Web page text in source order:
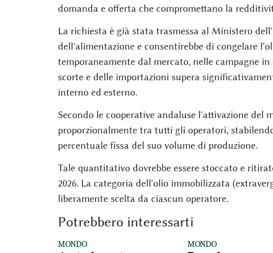
domanda e offerta che compromettano la
La richiesta è già stata trasmessa al Ministero
dell'alimentazione e consentirebbe di congelare
temporaneamente dal mercato, nelle campagne
scorte e delle importazioni supera
interno ed esterno.
Secondo le cooperative andaluse l'attivazione del
proporzionalmente tra tutti gli operatori,
percentuale fissa del suo volume di produzione.
Tale quantitativo dovrebbe essere stoccato e
2026. La categoria dell'olio immobilizzata
liberamente scelta da ciascun operatore.
Potrebbero interessarti
MONDO MONDO